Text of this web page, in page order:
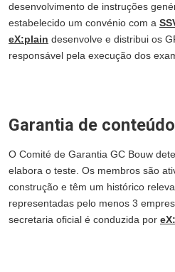
desenvolvimento de instruções
estabelecido um convénio com a
eX:plain desenvolve e distribui os
responsável pela execução dos
Garantia de conteúdo
O Comité de Garantia GC Bouw
elabora o teste. Os membros são
construção e têm um histórico
representadas pelo menos 3
secretaria oficial é conduzida por